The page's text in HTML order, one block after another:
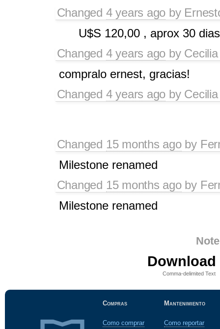
Changed 4 years ago by
U$S 120,00 , aprox 30
Changed 4 years ago by
compralo ernest, gracias!
Changed 4 years ago by
Changed 15 months agoby
Milestone renamed
Changed 15 months agoby
Milestone renamed
Comma-delimited Text
Compras
Como comprar
Mantenimiento
Como reportar